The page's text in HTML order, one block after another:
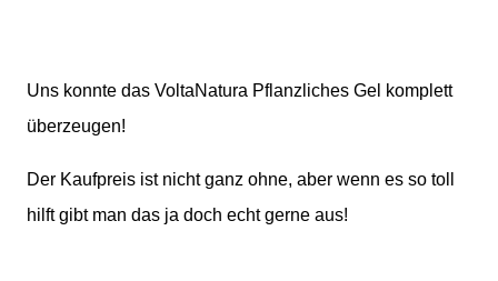
Uns konnte das VoltaNatura Pflanzliches Gel komplett
überzeugen!
Der Kaufpreis ist nicht ganz ohne, aber wenn es so toll
hilft gibt man das ja doch echt gerne aus!